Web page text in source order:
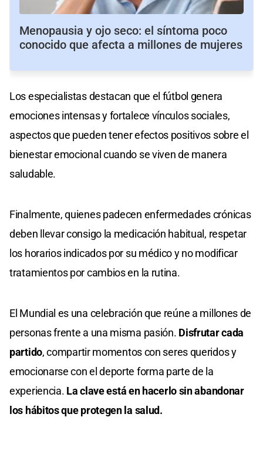
Menopausia y ojo seco: el síntoma poco
conocido que afecta a millones de mujeres
Los especialistas destacan que el fútbol genera
emociones intensas y fortalece vínculos sociales,
aspectos que pueden tener efectos positivos sobre el
bienestar emocional cuando se viven de manera
saludable.
Finalmente, quienes padecen enfermedades crónicas
deben llevar consigo la medicación habitual, respetar
los horarios indicados por su médico y no modificar
tratamientos por cambios en la rutina.
El Mundial es una celebración que reúne a millones de
personas frente a una misma pasión. Disfrutar cada
partido, compartir momentos con seres queridos y
emocionarse con el deporte forma parte de la
experiencia. La clave está en hacerlo sin abandonar
los hábitos que protegen la salud.